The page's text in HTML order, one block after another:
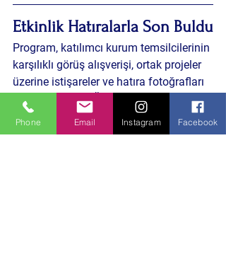
Etkinlik Hatıralarla Son Buldu
Program, katılımcı kurum temsilcilerinin
karşılıklı görüş alışverişi, ortak projeler
üzerine istişareler ve hatıra fotoğrafları
ile sona erdi. DAĞDER, kültürel mirası
yaşatmayı ve paylaşmayı
sürdüreceklerini bir kez daha gösterdi.
Phone Email Instagram Facebook